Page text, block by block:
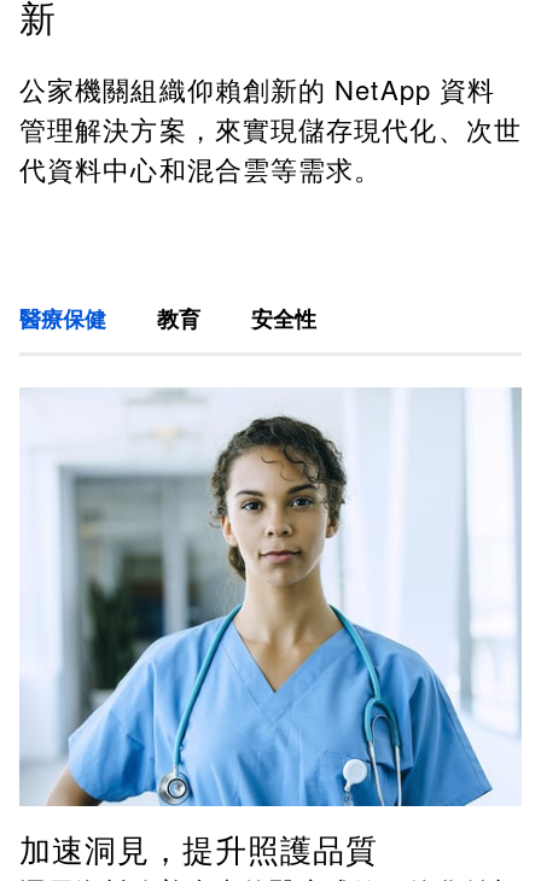
新
公家機關組織仰賴創新的 NetApp 資料
管理解決方案，來實現儲存現代化、次世
代資料中心和混合雲等需求。
醫療保健 教育 安全性
加速洞見，提升照護品質